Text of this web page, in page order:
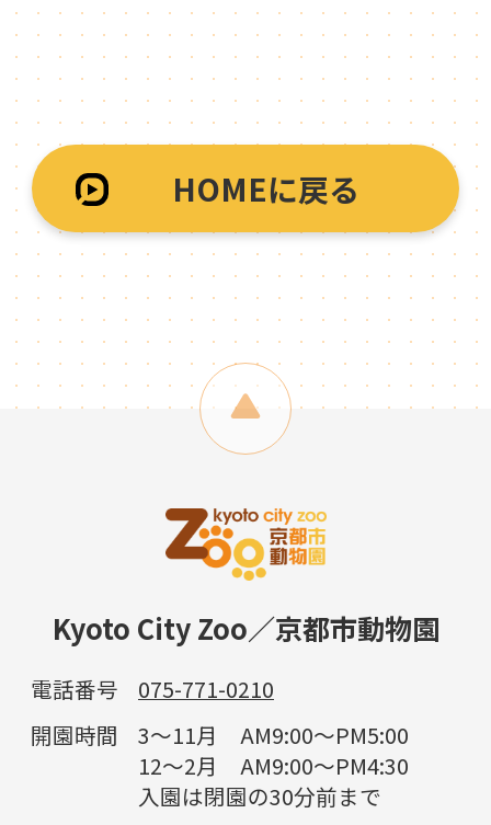
HOMEに戻る
Kyoto City Zoo／京都市動物園
電話番号
075-771-0210
開園時間
3～11月 AM9:00～PM5:00
12～2月 AM9:00～PM4:30
入園は閉園の30分前まで